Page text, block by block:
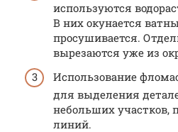
используются
В них окунается
просушивается.
вырезаются уже из
Использование
для выделения
небольших участков,
линий.